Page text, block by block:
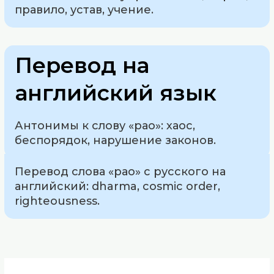
правило, устав, учение.
Перевод на
английский язык
Антонимы к слову «рао»: хаос,
беспорядок, нарушение законов.
Перевод слова «рао» с русского на
английский: dharma, cosmic order,
righteousness.